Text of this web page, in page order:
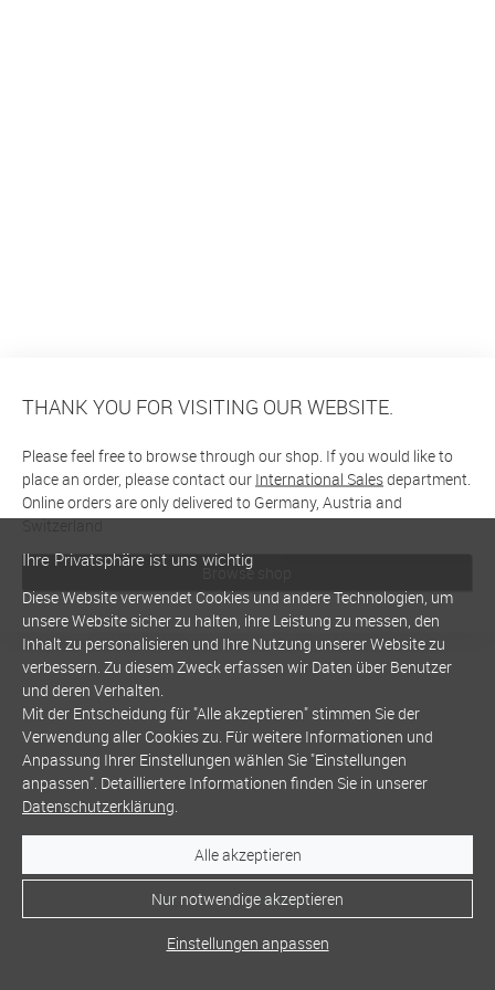
THANK YOU FOR VISITING OUR WEBSITE.
Please feel free to browse through our shop. If you would like to
place an order, please contact our International Salesdepartment.
Online orders are only delivered to Germany, Austria and
Switzerland
Browse shop
Ihre Privatsphäre ist uns wichtig
Diese Website verwendet Cookies und andere Technologien, um
unsere Website sicher zu halten, ihre Leistung zu messen, den
Inhalt zu personalisieren und Ihre Nutzung unserer Website zu
verbessern. Zu diesem Zweck erfassen wir Daten über Benutzer
und deren Verhalten.
Mit der Entscheidung für "Alle akzeptieren" stimmen Sie der
Verwendung aller Cookies zu. Für weitere Informationen und
Anpassung Ihrer Einstellungen wählen Sie "Einstellungen
anpassen". Detailliertere Informationen finden Sie in unserer
Datenschutzerklärung.
Alle akzeptieren
Nur notwendige akzeptieren
Einstellungen anpassen